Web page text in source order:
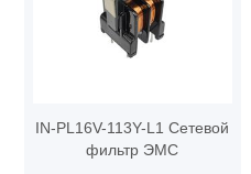
IN-PL16V-113Y-L1 Сетевой
фильтр ЭМС